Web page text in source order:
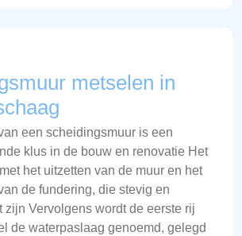
metselen in
een scheidingsmuur is een
klus in de bouw en renovatie Het
het uitzetten van de muur en het
de fundering, die stevig en
zijn Vervolgens wordt de eerste rij
de waterpaslaag genoemd, gelegd